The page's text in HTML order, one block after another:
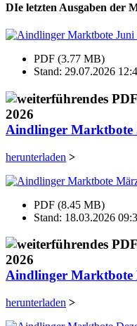
DIe letzten Ausgaben der
PDF (3.77 MB)
Stand: 29.07.2026
Aindlinger Marktbote
herunterladen >
PDF (8.45 MB)
Stand: 18.03.2026
Aindlinger Marktbote
herunterladen >